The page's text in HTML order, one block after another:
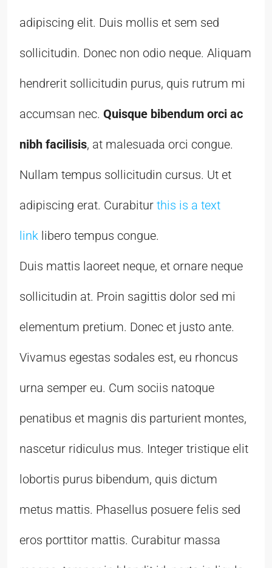
adipiscing elit. Duis mollis et sem sed
sollicitudin. Donec non odio neque. Aliquam
hendrerit sollicitudin purus, quis rutrum mi
accumsan nec. Quisque bibendum orci ac
nibh facilisis, at malesuada orci congue.
Nullam tempus sollicitudin cursus. Ut et
adipiscing erat. Curabitur this is a text
link libero tempus congue.
Duis mattis laoreet neque, et ornare neque
sollicitudin at. Proin sagittis dolor sed mi
elementum pretium. Donec et justo ante.
Vivamus egestas sodales est, eu rhoncus
urna semper eu. Cum sociis natoque
penatibus et magnis dis parturient montes,
nascetur ridiculus mus. Integer tristique elit
lobortis purus bibendum, quis dictum
metus mattis. Phasellus posuere felis sed
eros porttitor mattis. Curabitur massa